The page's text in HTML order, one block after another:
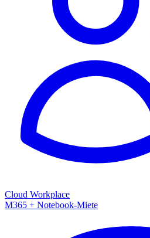
Cloud Workplace
M365 + Notebook-Miete